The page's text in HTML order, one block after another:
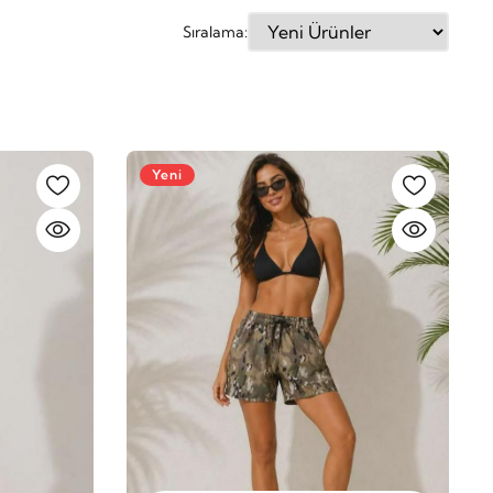
Sıralama:
Yeni